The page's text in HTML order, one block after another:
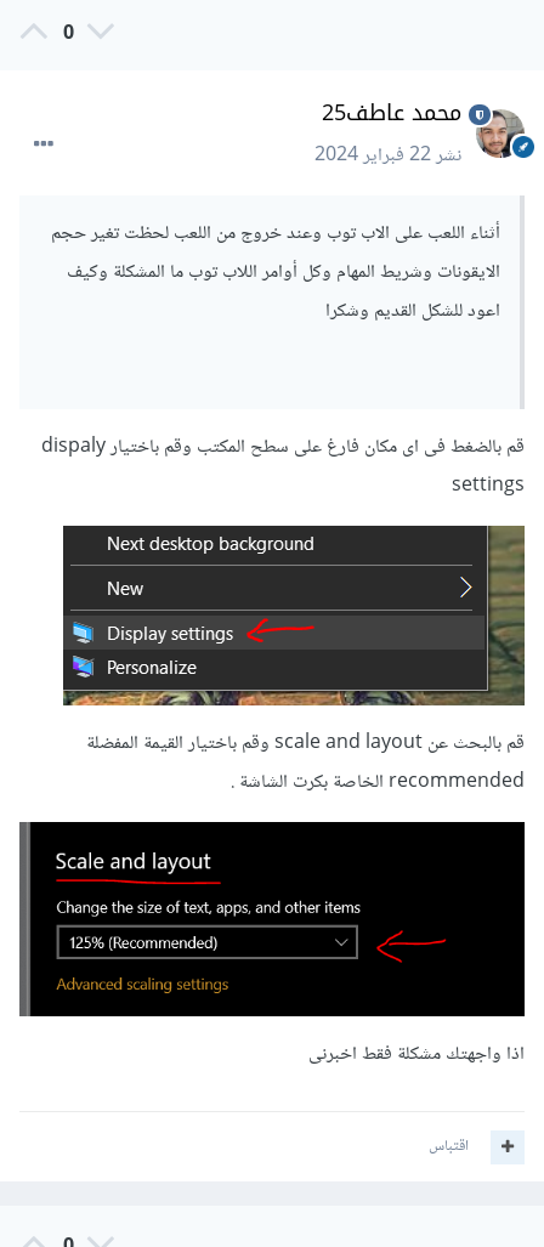
0
محمد عاطف25
نشر22 فبراير 2024
أثناء اللعب على الاب توب وعند خروج من اللعب لحظت تغير حجم
الايقونات وشريط المهام وكل أوامر اللاب توب ما المشكلة وكيف
اعود للشكل القديم وشكرا
قم بالضغط فى اى مكان فارغ على سطح المكتب وقم باختيار dispaly
settings
قم بالبحث عن scale and layout وقم باختيار القيمة المفضلة
recommended الخاصة بكرت الشاشة .
اذا واجهتك مشكلة فقط اخبرنى
اقتباس